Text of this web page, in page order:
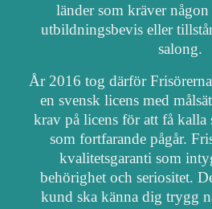
länder som kräver
utbildningsbevis eller
salong.
År 2016 tog därför
en svensk licens med
krav på licens för att få kalla
som fortfarande pågår.
kvalitetsgaranti som
behörighet och seriositet.
kund ska känna dig trygg